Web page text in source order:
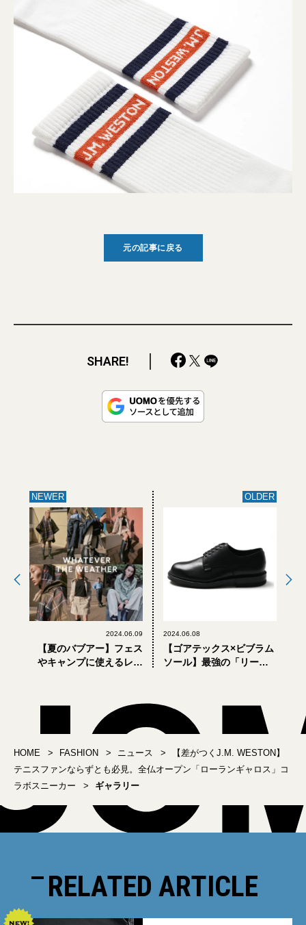
元の記事に戻る
SHARE!
NEWER
2024.06.09
【夏のバブアー】フェス
やキャンプに使えるレイ
プストアがオープン
OLDER
2024.06.08
【ゴアテックス×ビブラム
ソール】最強の「リーガ
HOME FASHION ニュース
【差がつくJ.M. WESTON】
テニスファンならずとも必見。全仏オープン「ローランギャロス」コ
ラボスニーカー
ギャラリー
RELATED ARTICLE